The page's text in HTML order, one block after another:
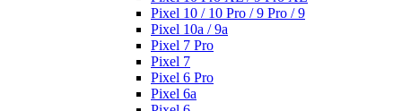
Pixel 10 / 10 Pro / 9 Pro / 9
Pixel 10a / 9a
Pixel 7 Pro
Pixel 7
Pixel 6 Pro
Pixel 6a